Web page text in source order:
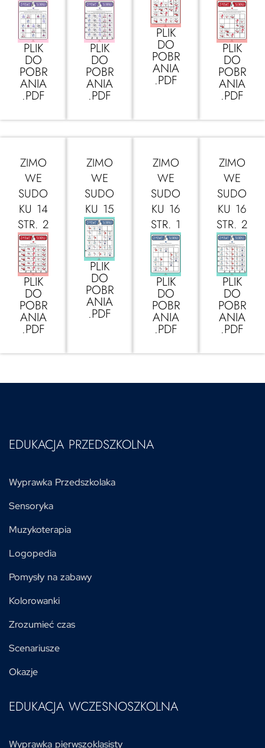
PLIK
DO
POBR
ANIA
.PDF
PLIK
DO
POBR
ANIA
.PDF
PLIK
DO
POBR
ANIA
.PDF
PLIK
DO
POBR
ANIA
.PDF
ZIMO
WE
SUDO
KU 14
STR. 2
PLIK
DO
POBR
ANIA
.PDF
ZIMO
WE
SUDO
KU 15
PLIK
DO
POBR
ANIA
.PDF
ZIMO
WE
SUDO
KU 16
STR. 1
PLIK
DO
POBR
ANIA
.PDF
ZIMO
WE
SUDO
KU 16
STR. 2
PLIK
DO
POBR
ANIA
.PDF
EDUKACJA PRZEDSZKOLNA
Wyprawka Przedszkolaka
Sensoryka
Muzykoterapia
Logopedia
Pomysły na zabawy
Kolorowanki
Zrozumieć czas
Scenariusze
Okazje
EDUKACJA WCZESNOSZKOLNA
Wyprawka pierwszoklasisty